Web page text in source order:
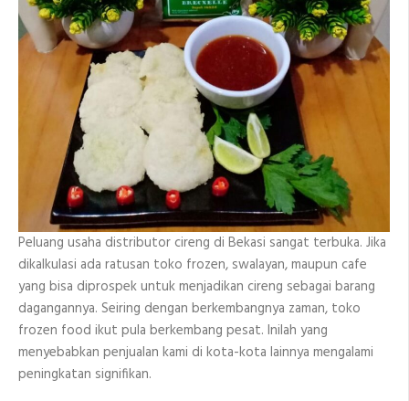
Peluang usaha distributor cireng di Bekasi sangat terbuka. Jika
dikalkulasi ada ratusan toko frozen, swalayan, maupun cafe
yang bisa diprospek untuk menjadikan cireng sebagai barang
dagangannya. Seiring dengan berkembangnya zaman, toko
frozen food ikut pula berkembang pesat. Inilah yang
menyebabkan penjualan kami di kota-kota lainnya mengalami
peningkatan signifikan.